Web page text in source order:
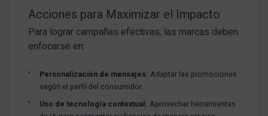
Acciones para Maximizar el Impacto
Para lograr campañas efectivas, las marcas deben
enfocarse en:
Personalización de mensajes: Adaptar las promociones
según el perfil del consumidor.
Uso de tecnología contextual: Aprovechar herramientas